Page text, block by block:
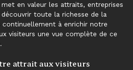
en valeur les attraits, entreprises
toute la richesse de la
continuellement à enrichir notre
visiteurs une vue complète de ce
attrait aux visiteurs